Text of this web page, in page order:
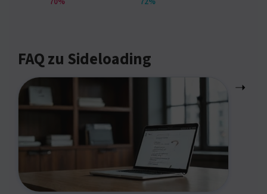
FAQ zu Sideloading
➝